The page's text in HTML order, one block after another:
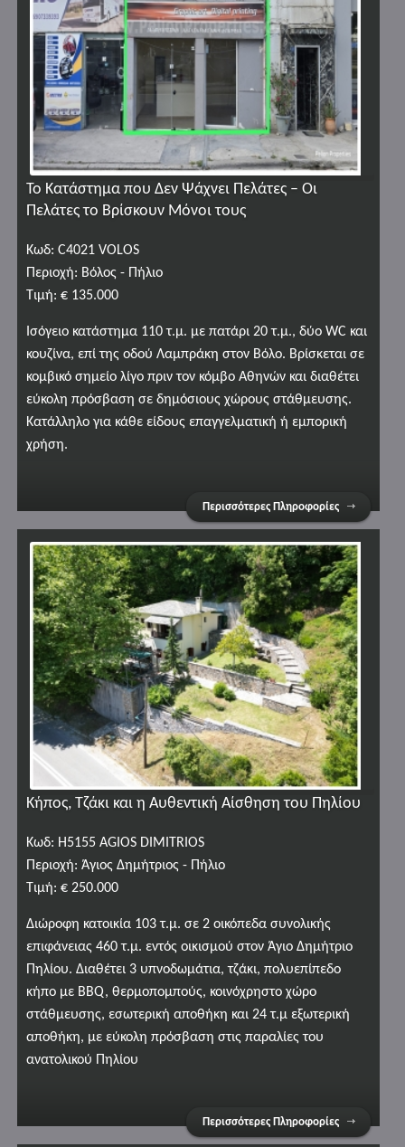
Το Κατάστημα που Δεν Ψάχνει Πελάτες – Οι
Πελάτες το Βρίσκουν Μόνοι τους
Κωδ: C4021 VOLOS
Περιοχή: Βόλος - Πήλιο
Τιμή: € 135.000
Ισόγειο κατάστημα 110 τ.μ. με πατάρι 20 τ.μ., δύο WC και
κουζίνα, επί της οδού Λαμπράκη στον Βόλο. Βρίσκεται σε
κομβικό σημείο λίγο πριν τον κόμβο Αθηνών και διαθέτει
εύκολη πρόσβαση σε δημόσιους χώρους στάθμευσης.
Κατάλληλο για κάθε είδους επαγγελματική ή εμπορική
χρήση.
Περισσότερες Πληροφορίες
Κήπος, Τζάκι και η Αυθεντική Αίσθηση του Πηλίου
Κωδ: H5155 AGIOS DIMITRIOS
Περιοχή: Άγιος Δημήτριος - Πήλιο
Τιμή: € 250.000
Διώροφη κατοικία 103 τ.μ. σε 2 οικόπεδα συνολικής
επιφάνειας 460 τ.μ. εντός οικισμού στον Άγιο Δημήτριο
Πηλίου. Διαθέτει 3 υπνοδωμάτια, τζάκι, πολυεπίπεδο
κήπο με BBQ, θερμοπομπούς, κοινόχρηστο χώρο
στάθμευσης, εσωτερική αποθήκη και 24 τ.μ εξωτερική
αποθήκη, με εύκολη πρόσβαση στις παραλίες του
ανατολικού Πηλίου
Περισσότερες Πληροφορίες